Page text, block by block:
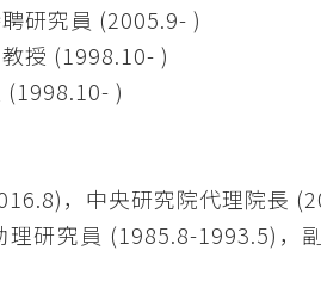
研究員 (2005.9- )
授 (1998.10- )
(1998.10- )
，中央研究院代理院長
理研究員 (1985.8-1993.5)，